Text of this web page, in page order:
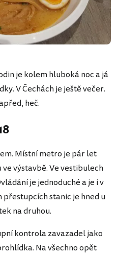
je kolem hluboká noc a já
V Čechách je ještě večer.
heč.
Místní metro je pár let
výstavbě. Ve vestibulech
je jednoduché a je i v
přestupcích stanic je hned u
na druhou.
kontrola zavazadel jako
Na všechno opět